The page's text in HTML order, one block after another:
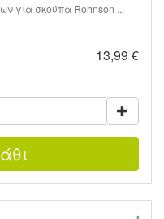
για σκούπα Rohnson ...
13,99 €